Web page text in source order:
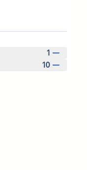
1
10